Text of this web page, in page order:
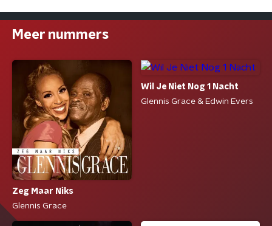
Meer nummers
Zeg Maar Niks
Glennis Grace
Wil Je Niet Nog 1 Nacht
Glennis Grace & Edwin Evers